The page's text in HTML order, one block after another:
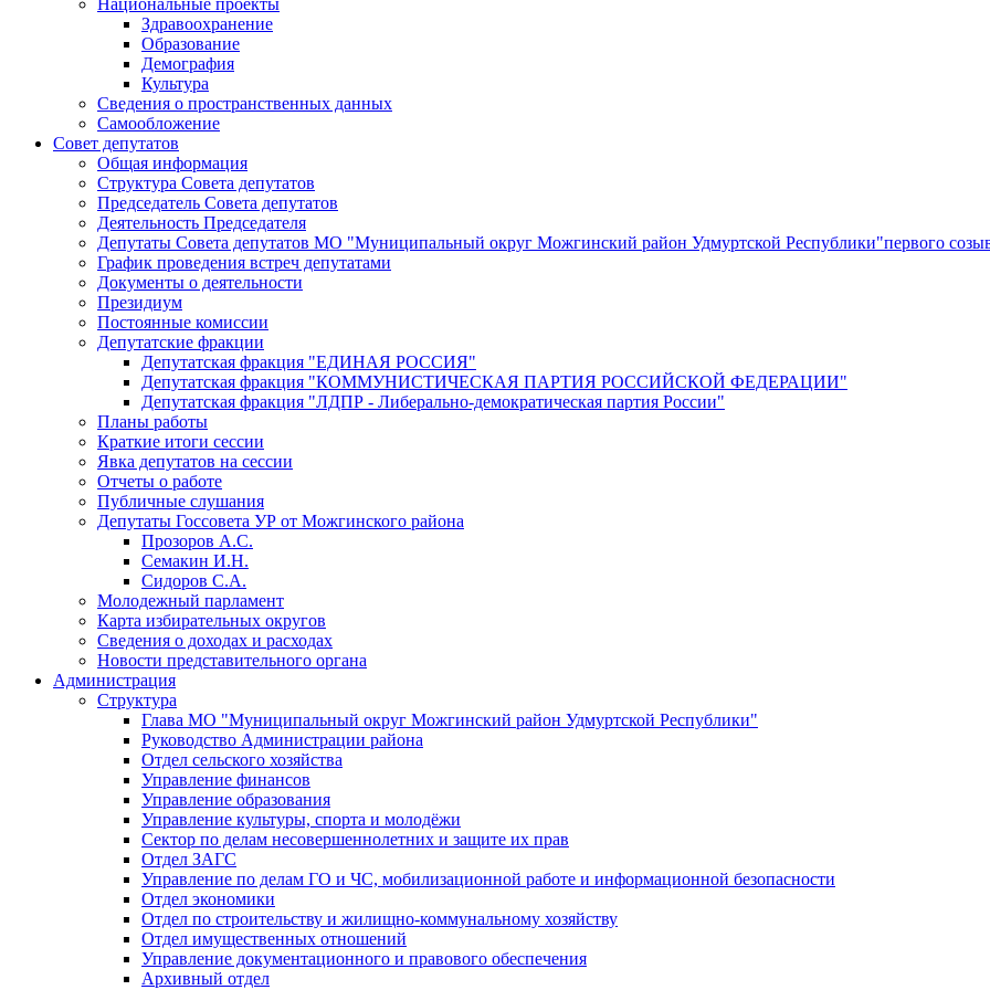
Здравоохранение
Образование
Демография
Культура
Сведения о пространственных данных
Самообложение
Совет депутатов
Общая информация
Структура Совета депутатов
Председатель Совета депутатов
Деятельность Председателя
Депутаты Совета депутатов МО "Муниципальный округ Можгинский район Удмуртской Республики"первого
График проведения встреч депутатами
Документы о деятельности
Президиум
Постоянные комиссии
Депутатские фракции
Депутатская фракция "ЕДИНАЯ РОССИЯ"
Депутатская фракция "КОММУНИСТИЧЕСКАЯ ПАРТИЯ РОССИЙСКОЙ ФЕДЕРАЦИИ"
Депутатская фракция "ЛДПР - Либерально-демократическая партия России"
Планы работы
Краткие итоги сессии
Явка депутатов на сессии
Отчеты о работе
Публичные слушания
Депутаты Госсовета УР от Можгинского района
Прозоров А.С.
Семакин И.Н.
Сидоров С.А.
Молодежный парламент
Карта избирательных округов
Сведения о доходах и расходах
Новости представительного органа
Администрация
Структура
Глава МО "Муниципальный округ Можгинский район Удмуртской Республики"
Руководство Администрации района
Отдел сельского хозяйства
Управление финансов
Управление образования
Управление культуры, спорта и молодёжи
Сектор по делам несовершеннолетних и защите их прав
Отдел ЗАГС
Управление по делам ГО и ЧС, мобилизационной работе и информационной безопасности
Отдел экономики
Отдел по строительству и жилищно-коммунальному хозяйству
Отдел имущественных отношений
Управление документационного и правового обеспечения
Архивный отдел